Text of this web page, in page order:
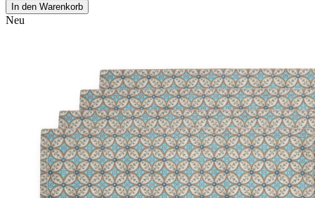
In den Warenkorb
Neu